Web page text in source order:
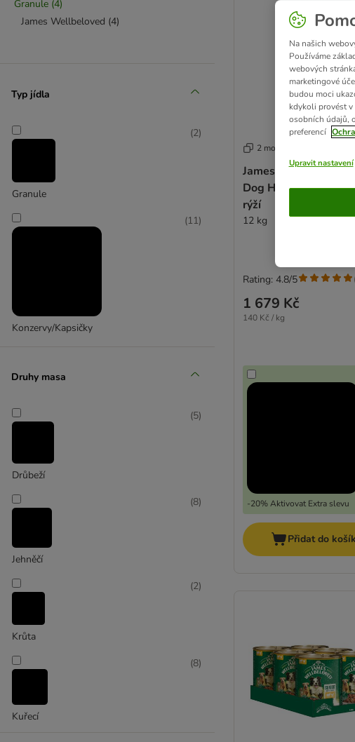
Granule (4)
James Wellbeloved (4)
Typ jídla
Granule
(2)
Konzervy/Kapsičky
(11)
Druhy masa
Drůbeží
(5)
Jehněčí
(8)
Krůta
(2)
Kuřecí
(8)
2 možností
James Wellbeloved
Dog Hypoallergenic
rýží
12 kg
1 679 Kč
140 Kč / kg
-20% Aktivovat Extra slevu
Rating: 4.8/5 (
Přidat do
Na našich
Používáme
webových
marketingové
budou moci
kdykoli provést v
osobních údajů,
preferencí
Upravit nastavení